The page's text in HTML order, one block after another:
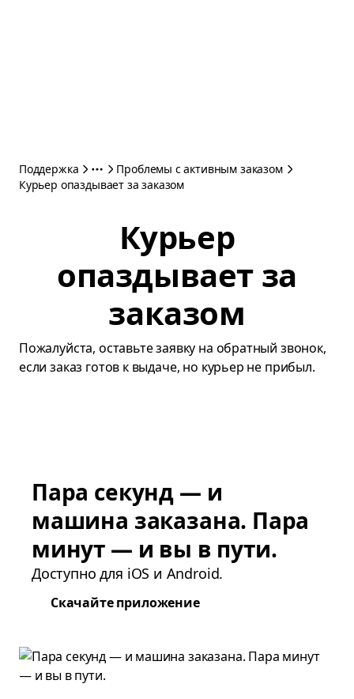
Поддержка
Проблемы с активным заказом
Курьер опаздывает за заказом
Курьер
опаздывает за
заказом
Пожалуйста, оставьте заявку на обратный звонок,
если заказ готов к выдаче, но курьер не прибыл.
Пара секунд — и
машина заказана. Пара
минут — и вы в пути.
Доступно для iOS и Android.
Скачайте приложение